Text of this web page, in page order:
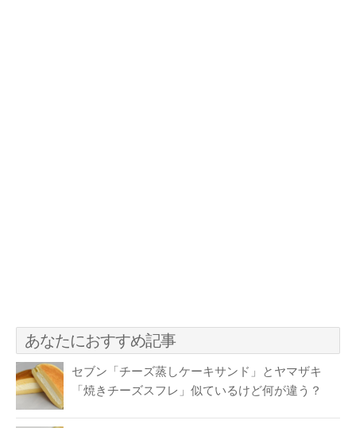
あなたにおすすめ記事
セブン「チーズ蒸しケーキサンド」とヤマザキ
「焼きチーズスフレ」似ているけど何が違う？